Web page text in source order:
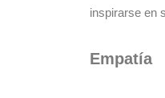
inspirarse en
Empatía